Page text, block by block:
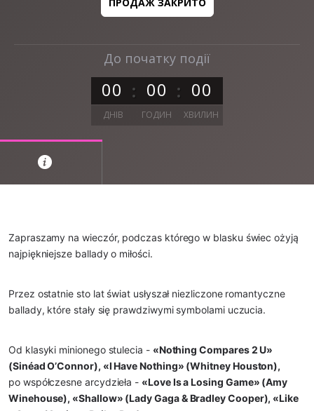
До початку події
00 00 00
ДНІВ ГОДИН ХВИЛИН
ПРОДАЖ ЗАКРИТО
Zapraszamy na wieczór, podczas którego w blasku świec ożyją
najpiękniejsze ballady o miłości.
Przez ostatnie sto lat świat usłyszał niezliczone romantyczne
ballady, które stały się prawdziwymi symbolami uczucia.
Od klasyki minionego stulecia - «Nothing Compares 2 U»
(Sinéad O’Connor), «I Have Nothing» (Whitney Houston),
po współczesne arcydzieła - «Love Is a Losing Game» (Amy
Winehouse), «Shallow» (Lady Gaga & Bradley Cooper), «Like